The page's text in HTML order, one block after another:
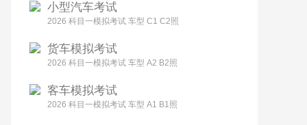
小型汽车考试
2026 科目一模拟考试 车型 C1 C2照
货车模拟考试
2026 科目一模拟考试 车型 A2 B2照
客车模拟考试
2026 科目一模拟考试 车型 A1 B1照